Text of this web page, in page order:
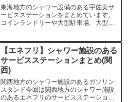
東海地方のシャワー設備のある宇佐美サ
ービスステーションをまとめています。
コインランドリーや大型駐車場、大型洗
【エネフリ】シャワー施設のある
サービスステーションまとめ(関
西)
関西地方のシャワー施設のあるガソリン
スタンド今回は関西地方のシャワー施設
のあるエネフリのサービスステーション